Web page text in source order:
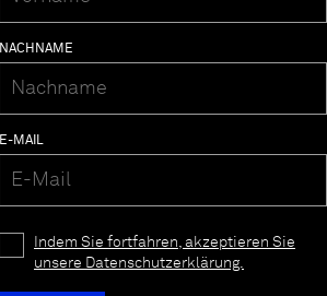
NACHNAME
E-MAIL
Indem Sie fortfahren, akzeptieren Sie
unsere Datenschutzerklärung.